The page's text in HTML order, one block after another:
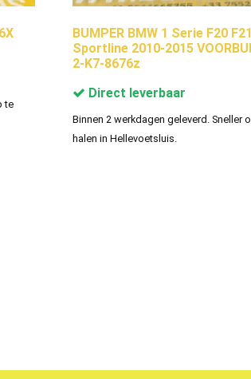
te
BUMPER BMW 1 Serie F20 F21
Sportline 2010-2015
2-K7-8676z
Direct leverbaar
Binnen 2 werkdagen geleverd. Sneller
halen in Hellevoetsluis.